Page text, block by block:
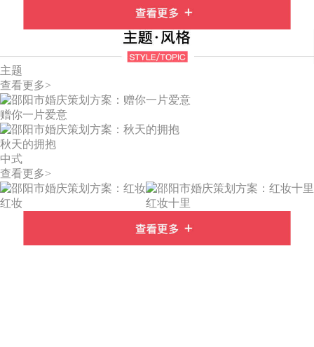
主题
查看更多>
赠你一片爱意
秋天的拥抱
中式
查看更多>
红妆 红妆十里